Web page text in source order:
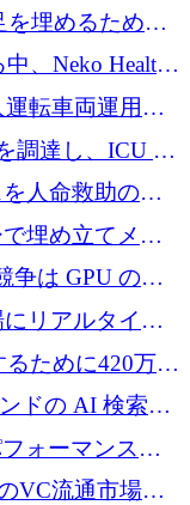
いる
を埋めるために
達、Neko Health
転車両運用を
調達し、ICU の
めの MDR 認
人命救助の救
万 2,000 ユーロ
埋め立てメタ
争は GPU の所
由
にリアルタイム
ために 400 万
ために420万ポ
ドの AI 検索最
るために 600
ォーマンスプ
これまでに720
VC流通市場の